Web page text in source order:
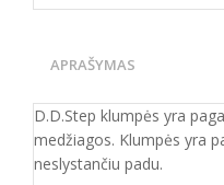
APRAŠYMAS
D.D.Step klumpės yra
medžiagos. Klumpės yra
neslystančiu padu.